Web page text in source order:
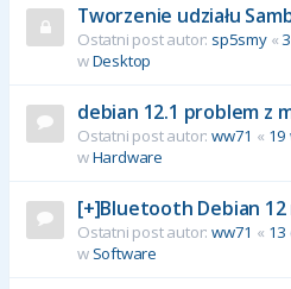
Tworzenie udziału
Ostatni post autor: sp5smy«
wDesktop
debian 12.1 problem z
Ostatni post autor: ww71 « 19
wHardware
[+]Bluetooth Debian 12
Ostatni post autor: ww71 « 13
w Software